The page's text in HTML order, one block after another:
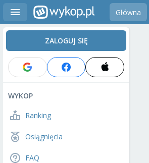
Główna
ZALOGUJ SIĘ
WYKOP
Ranking
Osiągnięcia
FAQ